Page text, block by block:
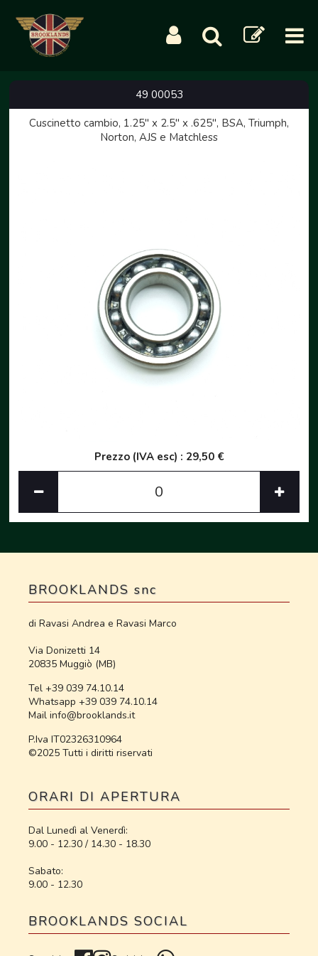
49 00053
Cuscinetto cambio, 1.25" x 2.5" x .625", BSA, Triumph,
Norton, AJS e Matchless
Prezzo (IVA esc) : 29,50 €
BROOKLANDS snc
di Ravasi Andrea e Ravasi Marco
Via Donizetti 14
20835 Muggiò (MB)
Tel +39 039 74.10.14
Whatsapp +39 039 74.10.14
Mail info@brooklands.it
P.Iva IT02326310964
©2025 Tutti i diritti riservati
ORARI DI APERTURA
Dal Lunedì al Venerdì:
9.00 - 12.30 / 14.30 - 18.30
Sabato:
9.00 - 12.30
BROOKLANDS SOCIAL